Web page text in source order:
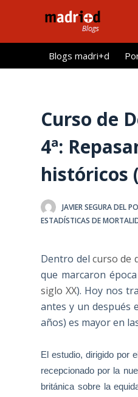
l
Blogs madri+d
Curso de
4ª:
históricos
JAVIER SEGURA DEL
ESTADÍSTICAS DE
Dentro delcurso de
que marcaron
siglo XX). Hoy nos
antes y un después
años) es mayor en
El estudio, dirigido por
recepcionado por la
británica sobre la